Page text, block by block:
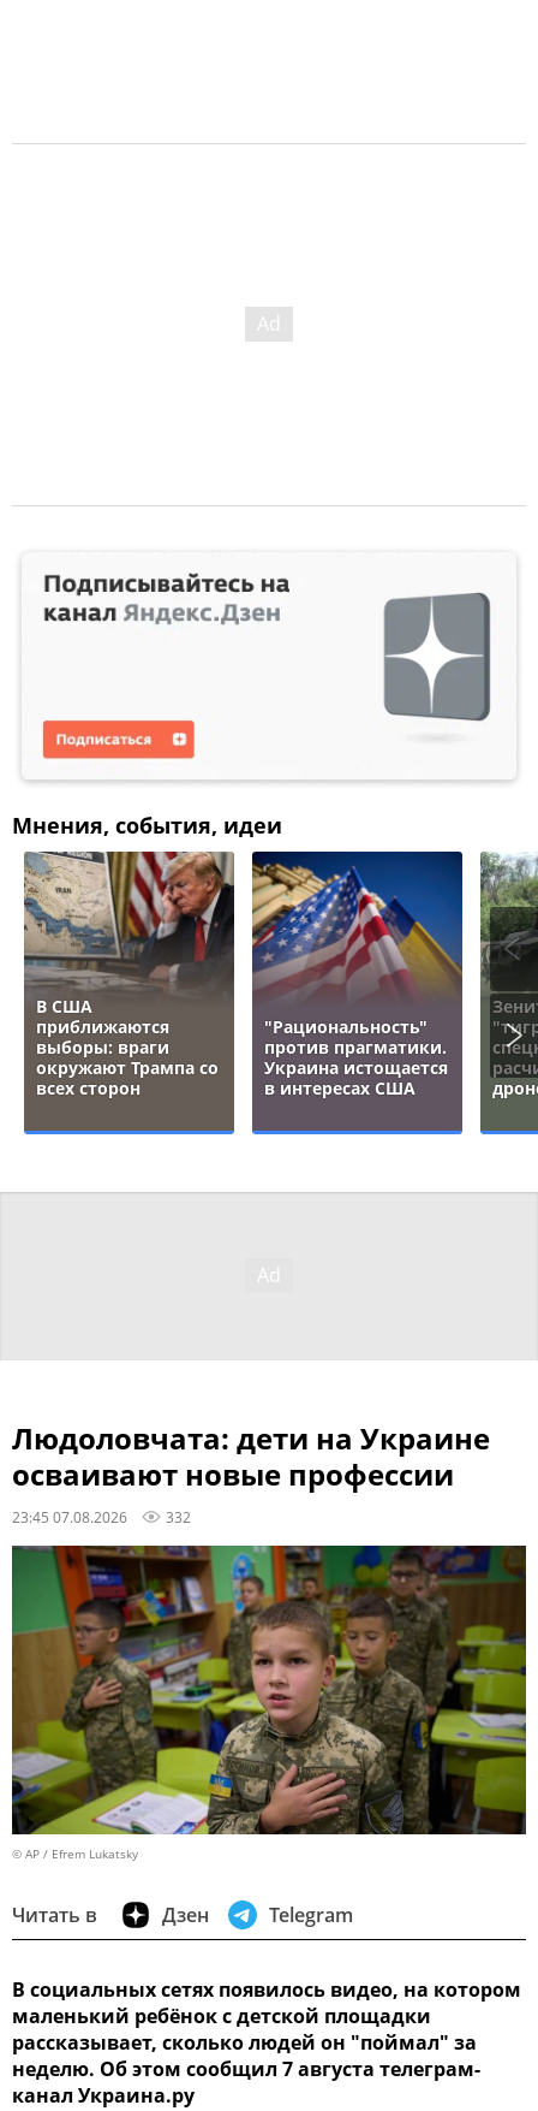
Мнения, события, идеи
В США
приближаются
выборы: враги
окружают Трампа со
всех сторон
"Рациональность"
против прагматики.
Украина истощается
в интересах США
Людоловчата: дети на Украине
осваивают новые профессии
23:45 07.08.2026 332
© AP / Efrem Lukatsky
Читать в Дзен Telegram
В социальных сетях появилось видео, на котором
маленький ребёнок с детской площадки
рассказывает, сколько людей он "поймал" за
неделю. Об этом сообщил 7 августа телеграм-
канал Украина.ру